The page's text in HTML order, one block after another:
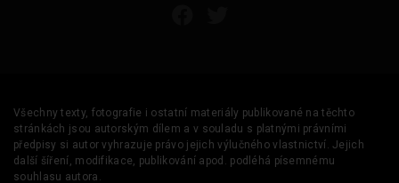
Všechny texty, fotografie i ostatní materiály publikované na těchto
stránkách jsou autorským dílem a v souladu s platnými právními
předpisy si autor vyhrazuje právo jejich výlučného vlastnictví. Jejich
další šíření, modifikace, publikování apod. podléhá písemnému
souhlasu autora.